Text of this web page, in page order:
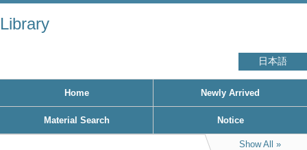
Library
日本語
Home Newly Arrived
Material Search Notice
Show All